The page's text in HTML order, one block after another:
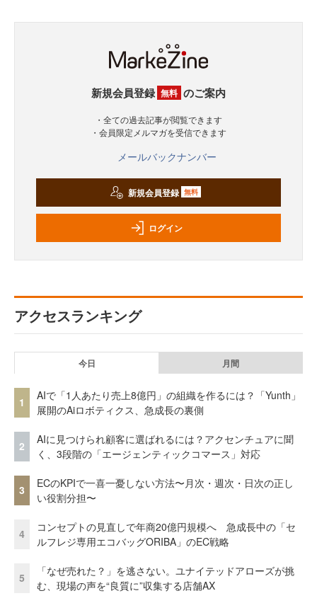
新規会員登録 無料 のご案内
・全ての過去記事が閲覧できます
・会員限定メルマガを受信できます
メールバックナンバー
新規会員登録 無料
ログイン
アクセスランキング
今日 月間
1
AIで「1人あたり売上8億円」の組織を作るには？「Yunth」
展開のAiロボティクス、急成長の裏側
2
AIに見つけられ顧客に選ばれるには？アクセンチュアに聞
く、3段階の「エージェンティックコマース」対応
3
ECのKPIで一喜一憂しない方法〜月次・週次・日次の正し
い役割分担〜
4
コンセプトの見直しで年商20億円規模へ 急成長中の「セ
ルフレジ専用エコバッグORIBA」のEC戦略
5
「なぜ売れた？」を逃さない。ユナイテッドアローズが挑
む、現場の声を“良質に”収集する店舗AX